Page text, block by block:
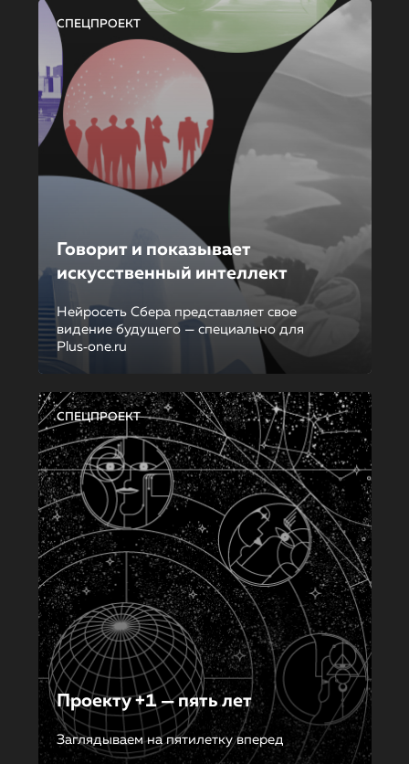
СПЕЦПРОЕКТ
Говорит и показывает
искусственный интеллект
Нейросеть Сбера представляет свое
видение будущего — специально для
Plus‑one.ru
СПЕЦПРОЕКТ
Проекту +1 — пять лет
Заглядываем на пятилетку вперед